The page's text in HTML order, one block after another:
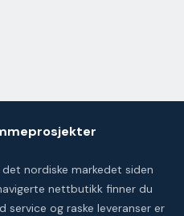
nordiske markedet siden
nettbutikk finner du
service og raske leveranser er